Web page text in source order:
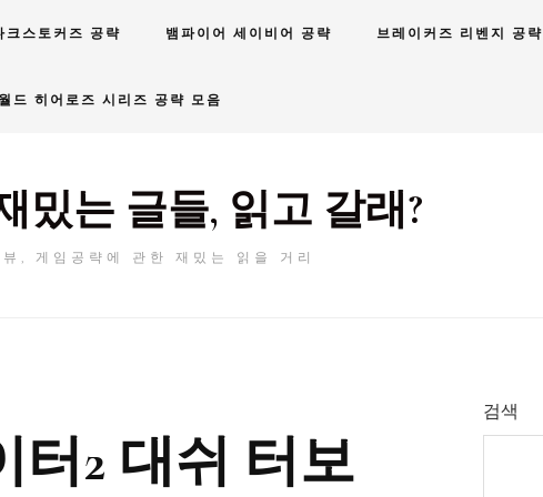
크스토커즈 공략 뱀파이어 세이비어 공략 브레이커즈 리벤지 공략
월드 히어로즈 시리즈 공략 모음
밌는 글들, 읽고 갈래?
, 게임공략에 관한 재밌는 읽을 거리
터2 대쉬 터보
검색